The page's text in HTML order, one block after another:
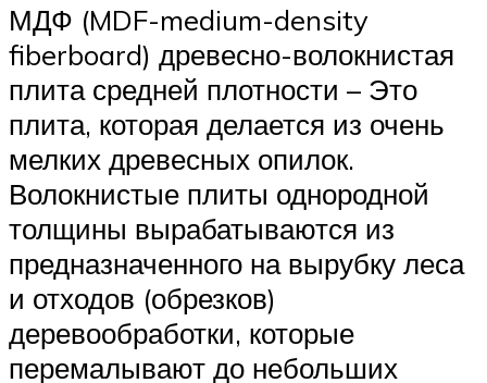
МДФ (MDF-medium-density
fiberboard) древесно-волокнистая
плита средней плотности – Это
плита, которая делается из очень
мелких древесных опилок.
Волокнистые плиты однородной
толщины вырабатываются из
предназначенного на вырубку леса
и отходов (обрезков)
деревообработки, которые
перемалывают до небольших